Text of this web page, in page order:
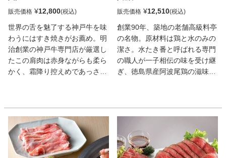
販売価格 ¥12,800
世界の舌を魅了する神戸牛を味
わうにはすき焼きがお薦め。明
治創業の神戸牛専門店が厳選し
たこの肩肉は赤身ながらも柔ら
かく、霜降り控えめであっさり
ず人気の逸品でギフトとしても
オススメだ。
販売価格 ¥12,510
創業90年、築地の老舗高級料亭
の名物。原材料は鶏と水のみの
潔さ。水たき番と呼ばれる専門
の職人が一子相伝の味を受け継
ぎ、徳島県産阿波尾鶏の滋味を